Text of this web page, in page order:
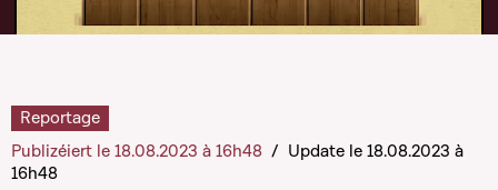
Reportage
Publizéiert le 18.08.2023 à 16h48 / Update le 18.08.2023 à
16h48